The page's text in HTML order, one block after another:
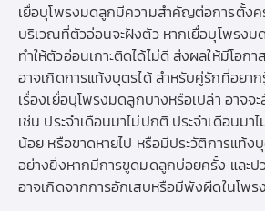
เยื่อบุโพรงมดลูกมีความสำคัญต่อการตั้งค
บริเวณที่ตัวอ่อนจะฝังตัว หากเยื่อบุโพรงม
ทำให้ตัวอ่อนเกาะติดได้ไม่ดี ส่งผลให้มีโอก
อาจเกิดการแท้งบุตรได้ สำหรับคู่รักที่อยา
เรื่องเยื่อบุโพรงมดลูกบางหรือเปล่า อาจจ
เช่น ประจำเดือนมาไม่ปกติ ประจำเดือนม
น้อย หรือขาดหายไป หรือมีประวัติการแท้ง
อย่างยิ่งหากมีการขูดมดลูกบ่อยครั้ง และป
อาจเกิดจากการอักเสบหรือมีพังผืดในโพ